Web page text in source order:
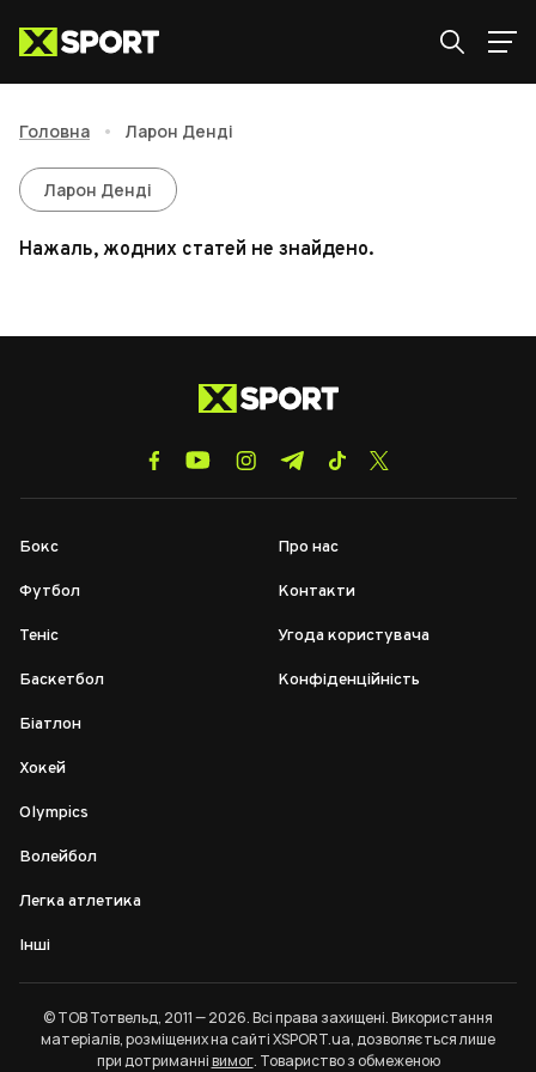
Головна • Ларон Денді
Ларон Денді
Ларон Денді
Нажаль, жодних статей не знайдено.
Бокс
Футбол
Теніс
Баскетбол
Біатлон
Хокей
Olympics
Волейбол
Легка атлетика
Інші
Про нас
Контакти
Угода користувача
Конфіденційність
© ТОВ Тотвельд, 2011 — 2026. Всі права захищені. Використання
матеріалів, розміщених на сайті XSPORT.ua, дозволяється лише
при дотриманнівимог. Товариство з обмеженою